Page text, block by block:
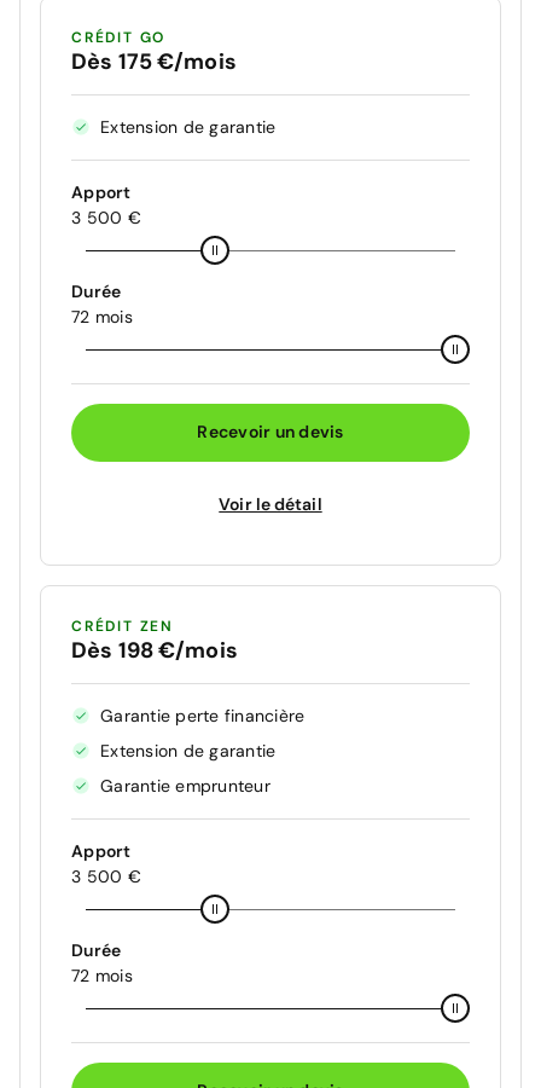
CRÉDIT GO
Dès 175 €/mois
Extension de garantie
Apport
3 500 €
Durée
72 mois
Recevoir un devis
Voir le détail
CRÉDIT ZEN
Dès 198 €/mois
Garantie perte financière
Extension de garantie
Garantie emprunteur
Apport
3 500 €
Durée
72 mois